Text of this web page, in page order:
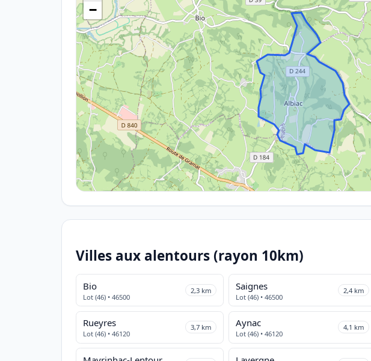
−
Villes aux alentours (rayon 10km)
Bio
Lot (46) • 46500
2,3 km Saignes
Lot (46) • 46500
2,4 km
Rueyres
Lot (46) • 46120
3,7 km Aynac
Lot (46) • 46120
4,1 km